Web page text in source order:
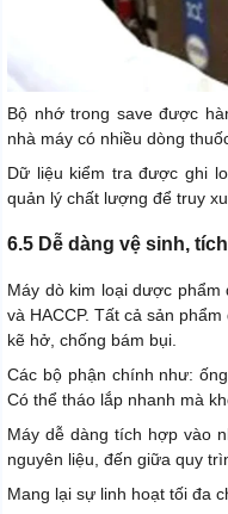
Bộ nhớ trong save được
nhà máy có nhiều dòng
Dữ liệu kiểm tra được ghi
quản lý chất lượng để truy
6.5 Dễ dàng vệ sinh,
Máy dò kim loại dược
và HACCP. Tất cả sản
kẽ hở, chống bám bụi.
Các bộ phận chính như:
Có thể tháo lắp nhanh mà
Máy dễ dàng tích hợp vào
nguyên liệu, đến giữa quy
Mang lại sự linh hoạt tối đa